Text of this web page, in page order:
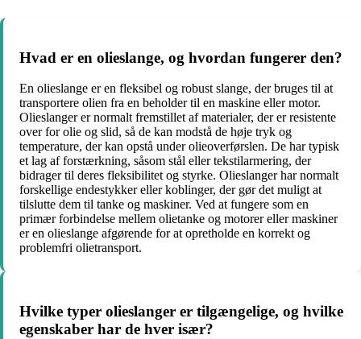
Hvad er en olieslange, og hvordan fungerer den?
En olieslange er en fleksibel og robust slange, der bruges til at
transportere olien fra en beholder til en maskine eller motor.
Olieslanger er normalt fremstillet af materialer, der er resistente
over for olie og slid, så de kan modstå de høje tryk og
temperature, der kan opstå under olieoverførslen. De har typisk
et lag af forstærkning, såsom stål eller tekstilarmering, der
bidrager til deres fleksibilitet og styrke. Olieslanger har normalt
forskellige endestykker eller koblinger, der gør det muligt at
tilslutte dem til tanke og maskiner. Ved at fungere som en
primær forbindelse mellem olietanke og motorer eller maskiner
er en olieslange afgørende for at opretholde en korrekt og
problemfri olietransport.
Hvilke typer olieslanger er tilgængelige, og hvilke
egenskaber har de hver især?